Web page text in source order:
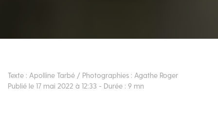
Texte : Apolline Tarbé / Photographies : Agathe Roger
Publié le 17 mai 2022 à 12:33 - Durée : 9 mn